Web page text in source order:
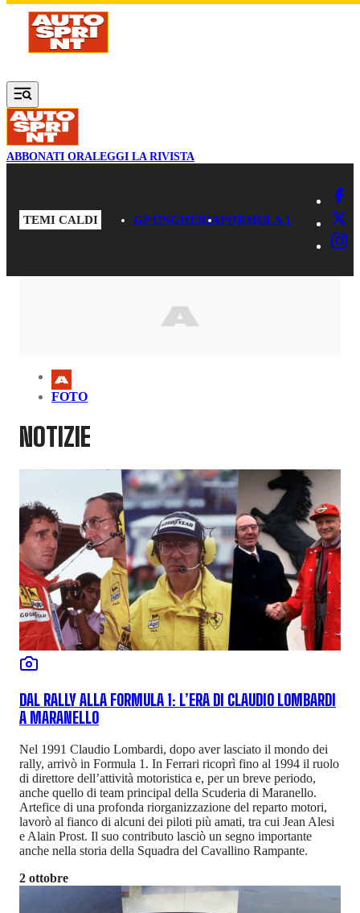
Vai al contenuto principale
ABBONATI ORALEGGI LA RIVISTA
TEMI CALDI GP UNGHERIAFORMULA 1
FOTO
NOTIZIE
DAL RALLY ALLA FORMULA 1: L’ERA DI CLAUDIO LOMBARDI
A MARANELLO
Nel 1991 Claudio Lombardi, dopo aver lasciato il mondo dei
rally, arrivò in Formula 1. In Ferrari ricoprì fino al 1994 il ruolo
di direttore dell’attività motoristica e, per un breve periodo,
anche quello di team principal della Scuderia di Maranello.
Artefice di una profonda riorganizzazione del reparto motori,
lavorò al fianco di alcuni dei piloti più amati, tra cui Jean Alesi
e Alain Prost. Il suo contributo lasciò un segno importante
anche nella storia della Squadra del Cavallino Rampante.
2 ottobre